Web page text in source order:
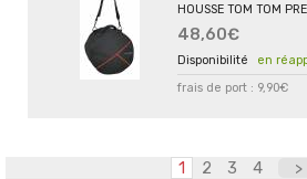
HOUSSE TOM TOM
48,60€
en
frais de port : 9,90€
1 2 3 4 >